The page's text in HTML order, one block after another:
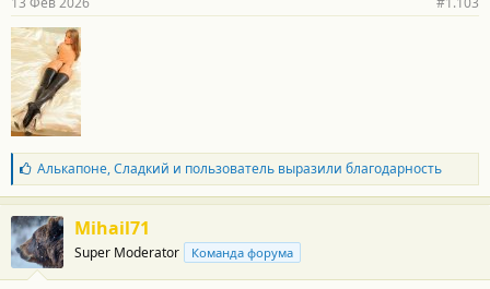
о
с
т
и
:
Б
л
а
г
о
д
а
Алькапоне,Сладкий и пользовательвыразили благодарность
Mihail71
Super Moderator Команда форума